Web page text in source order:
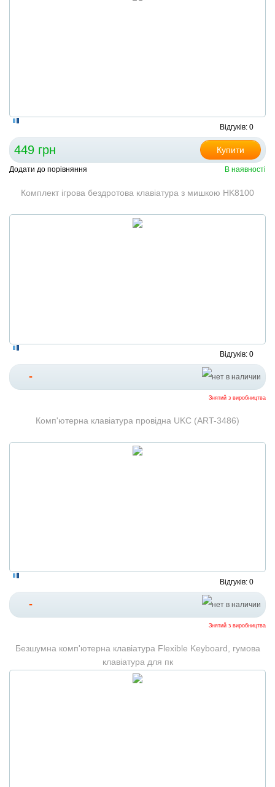
Відгуків: 0
449 грн Купити
Додати до порівняння В наявності
Комплект ігрова бездротова клавіатура з мишкою HK8100
Відгуків: 0
-
Знятий з виробництва
Комп'ютерна клавіатура провідна UKC (ART-3486)
Відгуків: 0
-
Знятий з виробництва
Безшумна комп'ютерна клавіатура Flexible Keyboard, гумова
клавіатура для пк